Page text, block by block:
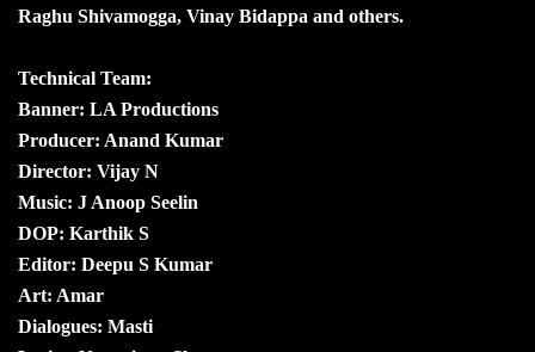
Raghu Shivamogga, Vinay Bidappa and others.
Technical Team:
Banner: LA Productions
Producer: Anand Kumar
Director: Vijay N
Music: J Anoop Seelin
DOP: Karthik S
Editor: Deepu S Kumar
Art: Amar
Dialogues: Masti